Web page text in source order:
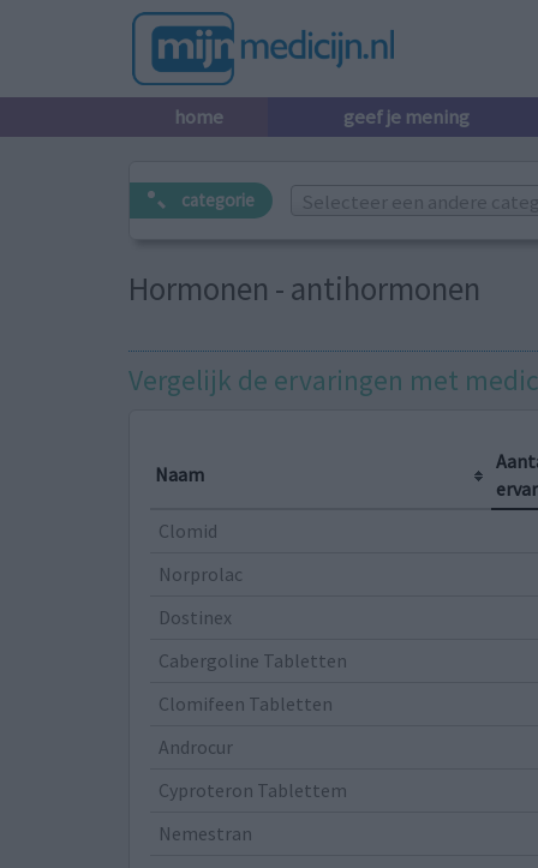
home geef je mening
categorie Selecteer een andere
Hormonen - antihormonen
Vergelijk de ervaringen met
Naam
Clomid
Norprolac
Dostinex
Cabergoline Tabletten
Clomifeen Tabletten
Androcur
Cyproteron Tablettem
Nemestran